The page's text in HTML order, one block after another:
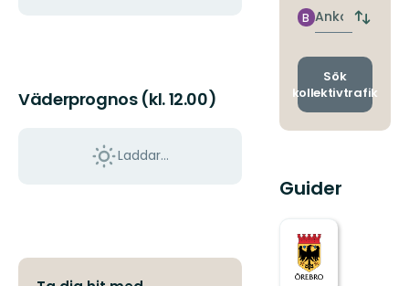
Väderprognos (kl. 12.00)
Laddar...
Ankomst
B
Byt
och
Sök
kollektivtrafik
Guider